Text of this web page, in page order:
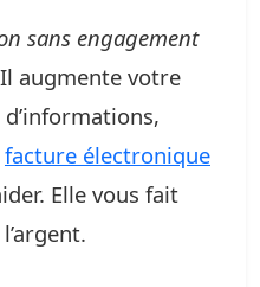
sans engagement
augmente votre
facture électronique
Elle vous fait